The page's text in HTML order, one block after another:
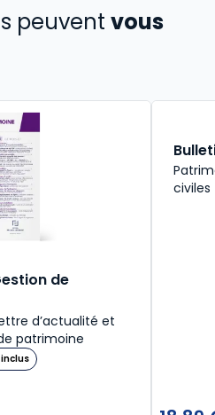
peuvent vous
de
d’actualité et
patrimoine
civiles